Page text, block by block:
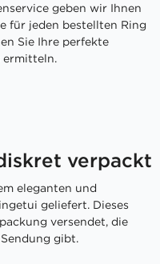
geben wir Ihnen
für jeden bestellten Ring
Sie Ihre perfekte
ermitteln.
verpackt
eleganten und
geliefert. Dieses
versendet, die
gibt.